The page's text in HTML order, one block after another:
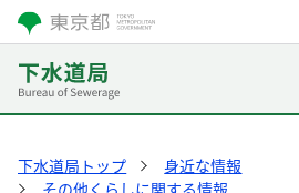
下水道局トップ
身近な情報
その他くらしに関する情報